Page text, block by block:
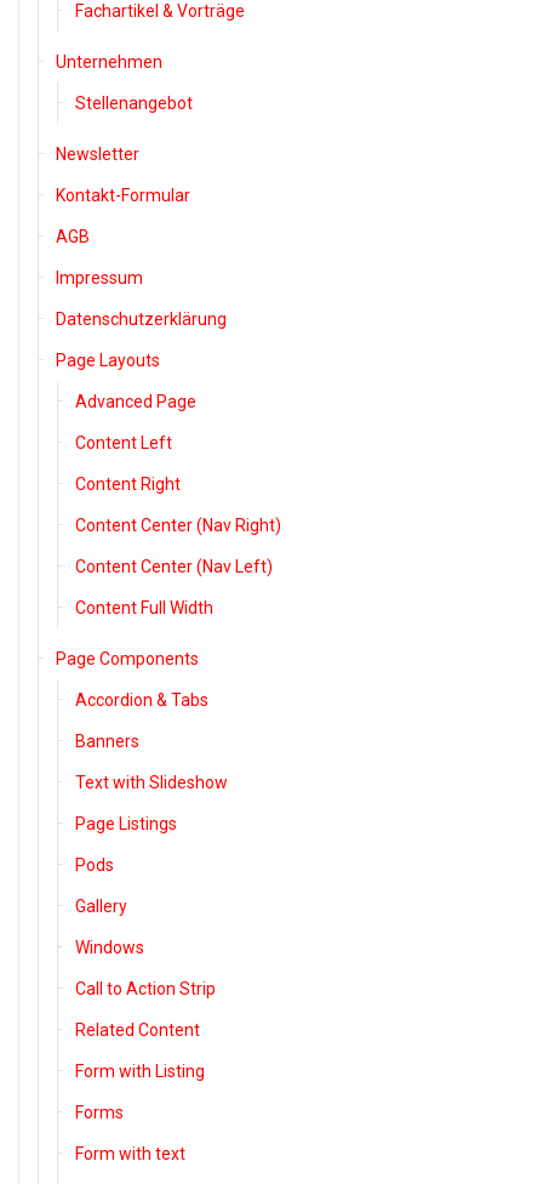
Fachartikel & Vorträge
Unternehmen
Stellenangebot
Newsletter
Kontakt-Formular
AGB
Impressum
Datenschutzerklärung
Page Layouts
Advanced Page
Content Left
Content Right
Content Center (Nav Right)
Content Center (Nav Left)
Content Full Width
Page Components
Accordion & Tabs
Banners
Text with Slideshow
Page Listings
Pods
Gallery
Windows
Call to Action Strip
Related Content
Form with Listing
Forms
Form with text